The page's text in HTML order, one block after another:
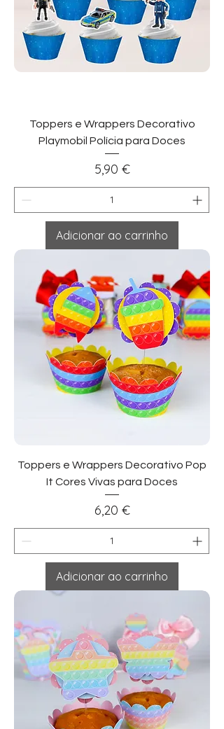
Toppers e Wrappers Decorativo
Playmobil Polícia para Doces
Preço
5,90 €
Adicionar ao carrinho
Toppers e Wrappers Decorativo Pop
It Cores Vivas para Doces
Preço
6,20 €
Adicionar ao carrinho